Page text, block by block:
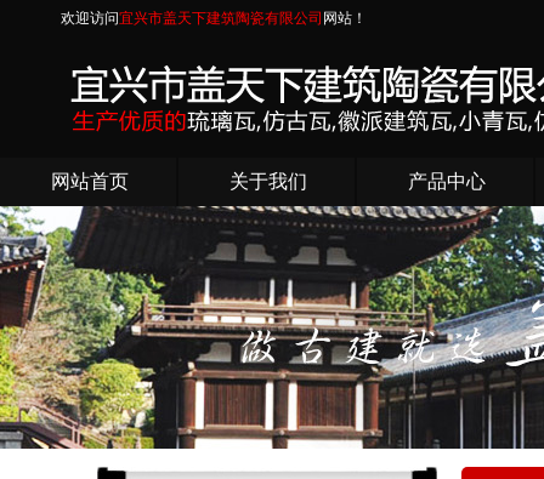
欢迎访问宜兴市盖天下建筑陶瓷有限公司 网站！
网站首页 关于我们 产品中心